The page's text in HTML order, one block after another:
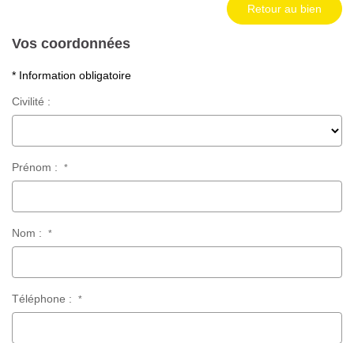
Retour au bien
Vos coordonnées
* Information obligatoire
Civilité :
Prénom : *
Nom : *
Téléphone : *